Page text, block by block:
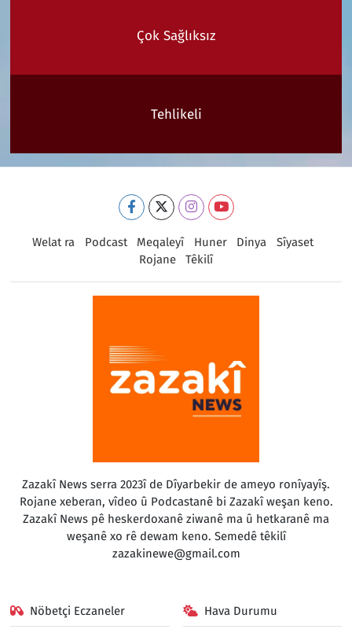
Çok Sağlıksız
Tehlikeli
Welat ra Podcast Meqaleyî Huner Dinya
Sîyaset
Rojane
Têkilî
Zazakî News serra 2023î de Dîyarbekir de ameyo ronîyayîş.
Rojane xeberan, vîdeo û Podcastanê bi Zazakî weşan keno.
Zazakî News pê heskerdoxanê ziwanê ma û hetkaranê ma
weşanê xo rê dewam keno. Semedê têkilî
zazakinewe@gmail.com
Nöbetçi Eczaneler Hava Durumu